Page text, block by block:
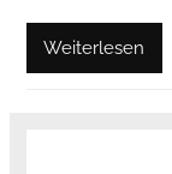
Weiterlesen